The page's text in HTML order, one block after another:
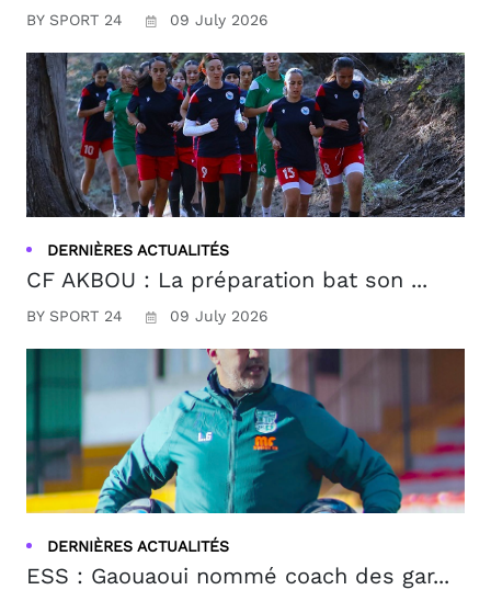
BY SPORT 24 09 July 2026
DERNIÈRES ACTUALITÉS
CF AKBOU : La préparation bat son ...
BY SPORT 24 09 July 2026
DERNIÈRES ACTUALITÉS
ESS : Gaouaoui nommé coach des gar...